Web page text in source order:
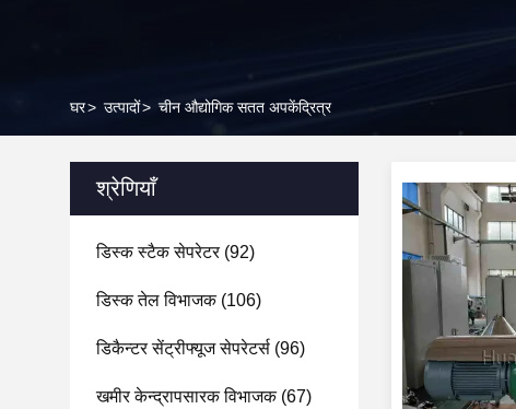
घर> उत्पादों> चीन औद्योगिक सतत अपकेंद्रित्र
श्रेणियाँ
डिस्क स्टैक सेपरेटर(92)
डिस्क तेल विभाजक(106)
डिकैन्टर सेंट्रीफ्यूज सेपरेटर्स (96)
खमीर केन्द्रापसारक विभाजक(67)